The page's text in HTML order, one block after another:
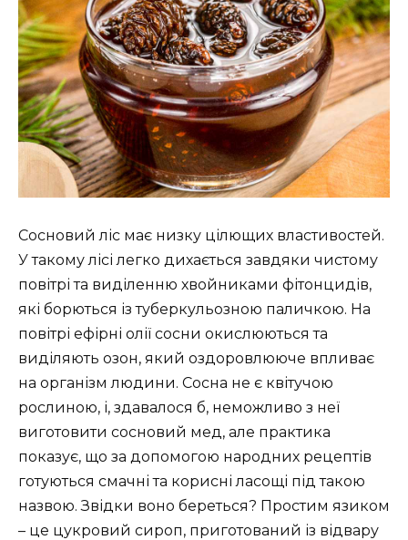
Сосновий ліс має низку цілющих властивостей.
У такому лісі легко дихається завдяки чистому
повітрі та виділенню хвойниками фітонцидів,
які борються із туберкульозною паличкою. На
повітрі ефірні олії сосни окислюються та
виділяють озон, який оздоровлююче впливає
на організм людини. Сосна не є квітучою
рослиною, і, здавалося б, неможливо з неї
виготовити сосновий мед, але практика
показує, що за допомогою народних рецептів
готуються смачні та корисні ласощі під такою
назвою. Звідки воно береться? Простим язиком
– це цукровий сироп, приготований із відвару